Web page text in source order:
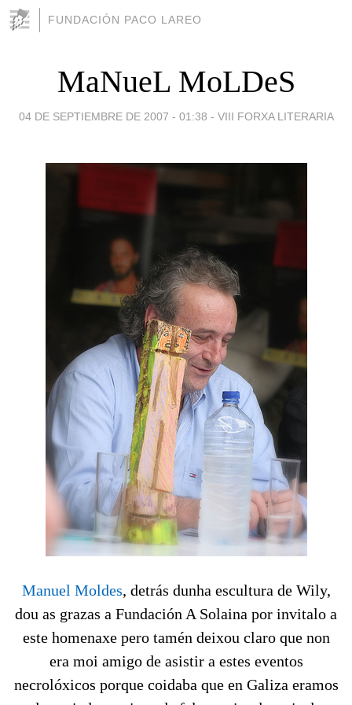
FUNDACIÓN PACO LAREO
MaNueL MoLDeS
04 DE SEPTIEMBRE DE 2007 - 01:38 - VIII FORXA LITERARIA
Manuel Moldes, detrás dunha escultura de Wily,
dou as grazas a Fundación A Solaina por invitalo a
este homenaxe pero tamén deixou claro que non
era moi amigo de asistir a estes eventos
necrolóxicos porque coidaba que en Galiza eramos